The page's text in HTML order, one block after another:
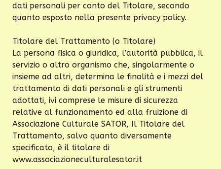
dati personali per conto del Titolare, secondo
quanto esposto nella presente privacy policy.
Titolare del Trattamento (o Titolare)
La persona fisica o giuridica, l’autorità pubblica, il
servizio o altro organismo che, singolarmente o
insieme ad altri, determina le finalità e i mezzi del
trattamento di dati personali e gli strumenti
adottati, ivi comprese le misure di sicurezza
relative al funzionamento ed alla fruizione di
Associazione Culturale SATOR, Il Titolare del
Trattamento, salvo quanto diversamente
specificato, è il titolare di
www.associazioneculturalesator.it